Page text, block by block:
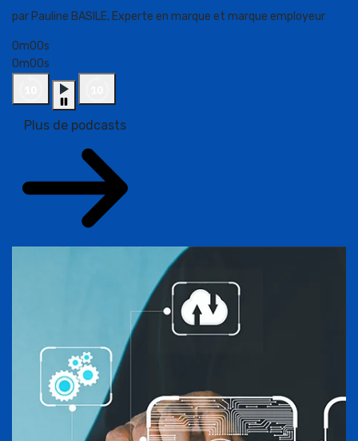
par Pauline BASILE, Experte en marque et marque employeur
0m00s
0m00s
Plus de podcasts